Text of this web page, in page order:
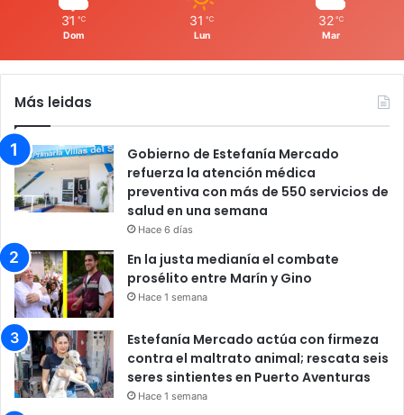
31 ℃
Dom
31 ℃
Lun
32 ℃
Mar
Más leidas
Gobierno de Estefanía Mercado
refuerza la atención médica
preventiva con más de 550 servicios de
salud en una semana
Hace 6 días
En la justa medianía el combate
prosélito entre Marín y Gino
Hace 1 semana
Estefanía Mercado actúa con firmeza
contra el maltrato animal; rescata seis
seres sintientes en Puerto Aventuras
Hace 1 semana